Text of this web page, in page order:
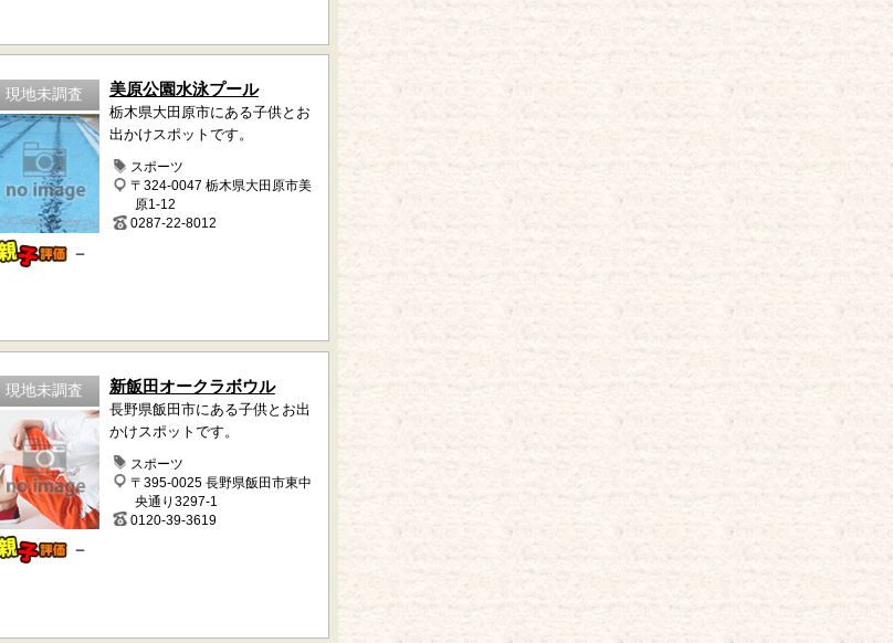
現地未調査
－
美原公園水泳プール
栃木県大田原市にある子供とお
出かけスポットです。
スポーツ
〒324-0047 栃木県大田原市美
原1-12
0287-22-8012
現地未調査
－
新飯田オークラボウル
長野県飯田市にある子供とお出
かけスポットです。
スポーツ
〒395-0025 長野県飯田市東中
央通り3297-1
0120-39-3619